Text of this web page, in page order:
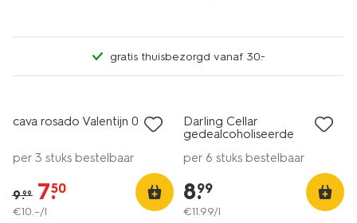
gratis thuisbezorgd vanaf 30.-
cava rosado Valentijn 0.75L
per 3 stuks bestelbaar
9.99 7.
50
€10.–/l
8-
Darling Cellar
gedealcoholiseerde
per 6 stuks bestelbaar
8.
99
€11.99/l
vegan